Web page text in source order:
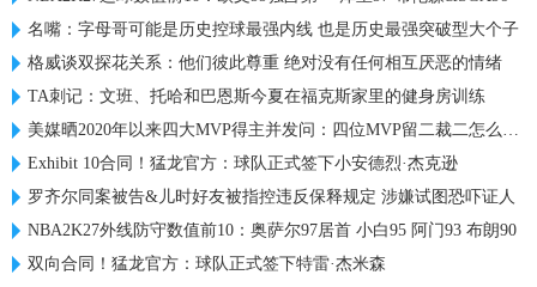
名嘴：字母哥可能是历史控球最强内线 也是历史最强突破型大个子
格威谈双探花关系：他们彼此尊重 绝对没有任何相互厌恶的情绪
TA刺记：文班、托哈和巴恩斯今夏在福克斯家里的健身房训练
美媒晒2020年以来四大MVP得主并发问：四位MVP留二裁二怎么选？
Exhibit 10合同！猛龙官方：球队正式签下小安德烈·杰克逊
罗齐尔同案被告&儿时好友被指控违反保释规定 涉嫌试图恐吓证人
NBA2K27外线防守数值前10：奥萨尔97居首 小白95 阿门93 布朗90
双向合同！猛龙官方：球队正式签下特雷·杰米森